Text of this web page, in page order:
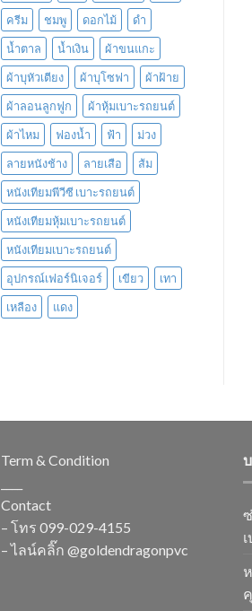
ครีม
ชมพู ดอกไม้
ดำ
น้ำตาล
น้ำเงิน
ผ้าขนแกะ
ผ้าบุหัวเตียง
ผ้าบุโซฟา
ผ้าฝ้าย
ผ้าลอนลูกฟูก
ผ้าหุ้มเบาะรถยนต์
ผ้าไหม
ฟองน้ำ ฟ้า
ม่วง
ลายหนังช้าง
ลายเสือ
ส้ม
หนังเทียมพีวีซี เบาะรถยนต์
หนังเทียมหุ้มเบาะรถยนต์
หนังเทียมเบาะรถยนต์
อุปกรณ์เฟอร์นิเจอร์
เขียว
เทา
เหลือง
แดง
Term & Condition
Contact
– โทร 099-029-4155
– ไลน์คลิ๊ก @goldendragonpvc